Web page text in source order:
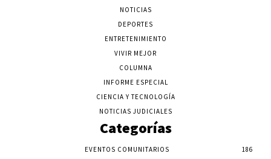
NOTICIAS
DEPORTES
ENTRETENIMIENTO
VIVIR MEJOR
COLUMNA
INFORME ESPECIAL
CIENCIA Y TECNOLOGÍA
NOTICIAS JUDICIALES
Categorías
EVENTOS COMUNITARIOS
186